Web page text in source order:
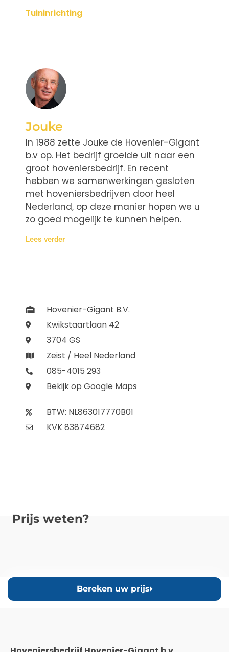
Tuininrichting
Jouke
In 1988 zette Jouke de Hovenier-Gigant
b.v op. Het bedrijf groeide uit naar een
groot hoveniersbedrijf. En recent
hebben we samenwerkingen gesloten
met hoveniersbedrijven door heel
Nederland, op deze manier hopen we u
zo goed mogelijk te kunnen helpen.
Lees verder
Hovenier-Gigant B.V.
Kwikstaartlaan 42
3704 GS
Zeist / Heel Nederland
085-4015 293
Bekijk op Google Maps
BTW: NL863017770B01
KVK 83874682
Prijs weten?
Bereken uw prijs